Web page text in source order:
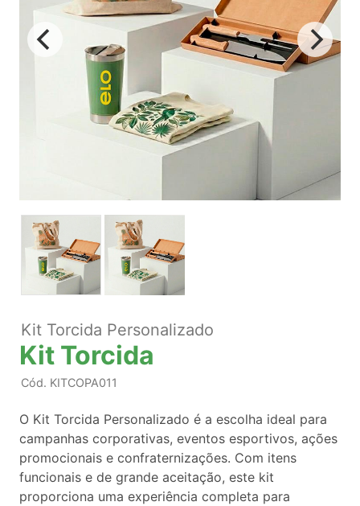
Kit Torcida Personalizado
Kit Torcida
Cód. KITCOPA011
O Kit Torcida Personalizado é a escolha ideal para
campanhas corporativas, eventos esportivos, ações
promocionais e confraternizações. Com itens
funcionais e de grande aceitação, este kit
proporciona uma experiência completa para